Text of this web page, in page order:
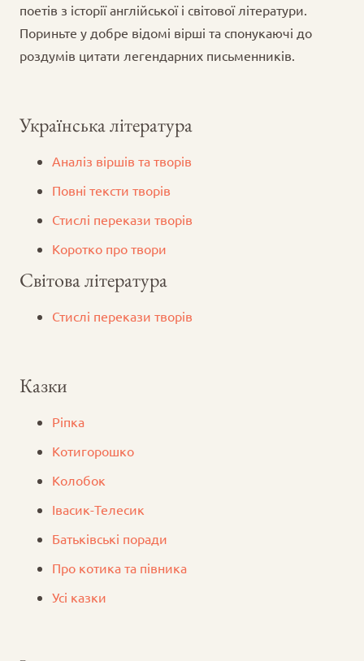
поетів з історії англійської і світової літератури.
Пориньте у добре відомі вірші та спонукаючі до
роздумів цитати легендарних письменників.
Українська література
Аналіз віршів та творів
Повні тексти творів
Стислі перекази творів
Коротко про твори
Світова література
Стислі перекази творів
Казки
Ріпка
Котигорошко
Колобок
Iвасик-Телесик
Батьківські поради
Про котика та півника
Усі казки